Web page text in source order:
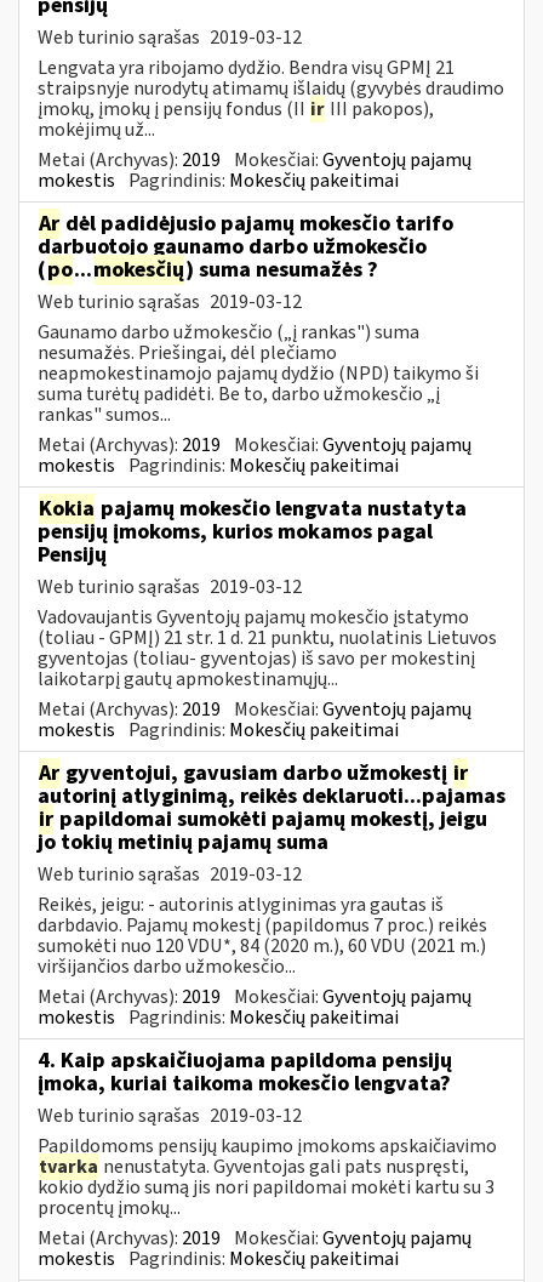
Web turinio sąrašas 2019-03-12
Lengvata yra ribojamo dydžio. Bendra visų GPMĮ 21
straipsnyje nurodytų atimamų išlaidų (gyvybės draudimo
įmokų, įmokų į pensijų fondus (II ir III pakopos),
mokėjimų už...
Metai (Archyvas): 2019 Mokesčiai:Gyventojų pajamų
mokestis Pagrindinis: Mokesčių pakeitimai
Ar dėl padidėjusio pajamų mokesčio tarifo
darbuotojo gaunamo darbo užmokesčio
(po...mokesčių) suma nesumažės ?
Web turinio sąrašas 2019-03-12
Gaunamo darbo užmokesčio („į rankas") suma
nesumažės. Priešingai, dėl plečiamo
neapmokestinamojo pajamų dydžio (NPD) taikymo ši
suma turėtų padidėti. Be to, darbo užmokesčio „į
rankas" sumos...
Metai (Archyvas): 2019 Mokesčiai:Gyventojų pajamų
mokestis Pagrindinis: Mokesčių pakeitimai
Kokia pajamų mokesčio lengvata nustatyta
pensijų įmokoms, kurios mokamos pagal
Pensijų
Web turinio sąrašas 2019-03-12
Vadovaujantis Gyventojų pajamų mokesčio įstatymo
(toliau - GPMĮ) 21 str. 1 d. 21 punktu, nuolatinis Lietuvos
gyventojas (toliau- gyventojas) iš savo per mokestinį
laikotarpį gautų apmokestinamųjų...
Metai (Archyvas): 2019 Mokesčiai:Gyventojų pajamų
mokestis Pagrindinis: Mokesčių pakeitimai
Ar gyventojui, gavusiam darbo užmokestį ir
autorinį atlyginimą, reikės deklaruoti...pajamas
ir papildomai sumokėti pajamų mokestį, jeigu
jo tokių metinių pajamų suma
Web turinio sąrašas 2019-03-12
Reikės, jeigu: - autorinis atlyginimas yra gautas iš
darbdavio. Pajamų mokestį (papildomus 7 proc.) reikės
sumokėti nuo 120 VDU*, 84 (2020 m.), 60 VDU (2021 m.)
viršijančios darbo užmokesčio...
Metai (Archyvas): 2019 Mokesčiai:Gyventojų pajamų
mokestis Pagrindinis: Mokesčių pakeitimai
4. Kaip apskaičiuojama papildoma pensijų
įmoka, kuriai taikoma mokesčio lengvata?
Web turinio sąrašas 2019-03-12
Papildomoms pensijų kaupimo įmokoms apskaičiavimo
tvarka nenustatyta. Gyventojas gali pats nuspręsti,
kokio dydžio sumą jis nori papildomai mokėti kartu su 3
procentų įmokų...
Metai (Archyvas): 2019 Mokesčiai:Gyventojų pajamų
mokestis Pagrindinis: Mokesčių pakeitimai